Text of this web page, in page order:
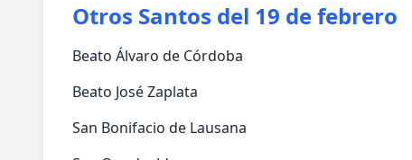
Otros Santos del 19 de febrero
Beato Álvaro de Córdoba
Beato José Zaplata
San Bonifacio de Lausana